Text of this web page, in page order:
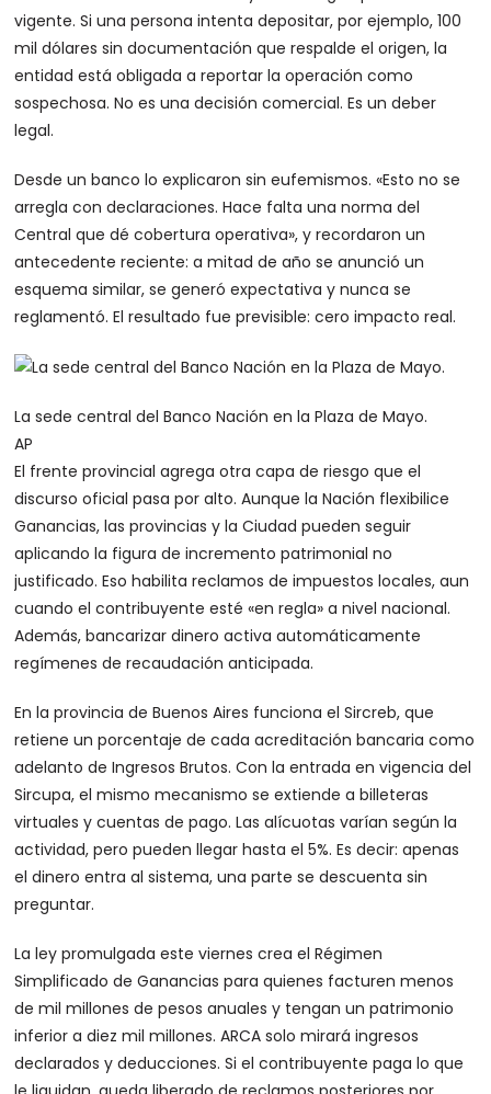
vigente. Si una persona intenta depositar, por ejemplo, 100
mil dólares sin documentación que respalde el origen, la
entidad está obligada a reportar la operación como
sospechosa. No es una decisión comercial. Es un deber
legal.
Desde un banco lo explicaron sin eufemismos. «Esto no se
arregla con declaraciones. Hace falta una norma del
Central que dé cobertura operativa», y recordaron un
antecedente reciente: a mitad de año se anunció un
esquema similar, se generó expectativa y nunca se
reglamentó. El resultado fue previsible: cero impacto real.
La sede central del Banco Nación en la Plaza de Mayo.
AP
El frente provincial agrega otra capa de riesgo que el
discurso oficial pasa por alto. Aunque la Nación flexibilice
Ganancias, las provincias y la Ciudad pueden seguir
aplicando la figura de incremento patrimonial no
justificado. Eso habilita reclamos de impuestos locales, aun
cuando el contribuyente esté «en regla» a nivel nacional.
Además, bancarizar dinero activa automáticamente
regímenes de recaudación anticipada.
En la provincia de Buenos Aires funciona el Sircreb, que
retiene un porcentaje de cada acreditación bancaria como
adelanto de Ingresos Brutos. Con la entrada en vigencia del
Sircupa, el mismo mecanismo se extiende a billeteras
virtuales y cuentas de pago. Las alícuotas varían según la
actividad, pero pueden llegar hasta el 5%. Es decir: apenas
el dinero entra al sistema, una parte se descuenta sin
preguntar.
La ley promulgada este viernes crea el Régimen
Simplificado de Ganancias para quienes facturen menos
de mil millones de pesos anuales y tengan un patrimonio
inferior a diez mil millones. ARCA solo mirará ingresos
declarados y deducciones. Si el contribuyente paga lo que